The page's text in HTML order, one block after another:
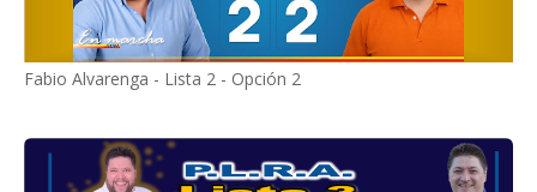
Fabio Alvarenga - Lista 2 - Opción 2